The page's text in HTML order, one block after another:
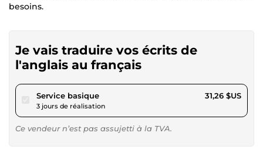
besoins.
Je vais traduire vos écrits de
l'anglais au français
Service basiquepour 28,81 $US
3 jours de réalisation
31,26 $US
Ce vendeur n’est pas assujetti à la TVA.